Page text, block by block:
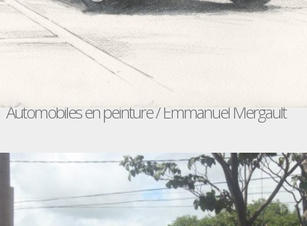
Automobiles en peinture / Emmanuel Mergault